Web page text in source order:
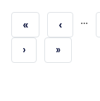
첫
번째
« 이전
페이지
‹ …
다음
› 마지막
»